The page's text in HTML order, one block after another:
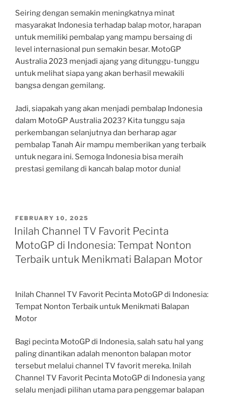
Seiring dengan semakin meningkatnya minat
masyarakat Indonesia terhadap balap motor, harapan
untuk memiliki pembalap yang mampu bersaing di
level internasional pun semakin besar. MotoGP
Australia 2023 menjadi ajang yang ditunggu-tunggu
untuk melihat siapa yang akan berhasil mewakili
bangsa dengan gemilang.
Jadi, siapakah yang akan menjadi pembalap Indonesia
dalam MotoGP Australia 2023? Kita tunggu saja
perkembangan selanjutnya dan berharap agar
pembalap Tanah Air mampu memberikan yang terbaik
untuk negara ini. Semoga Indonesia bisa meraih
prestasi gemilang di kancah balap motor dunia!
POSTED
ON
FEBRUARY 10, 2025
Inilah Channel TV Favorit Pecinta
MotoGP di Indonesia: Tempat Nonton
Terbaik untuk Menikmati Balapan Motor
Inilah Channel TV Favorit Pecinta MotoGP di Indonesia:
Tempat Nonton Terbaik untuk Menikmati Balapan
Motor
Bagi pecinta MotoGP di Indonesia, salah satu hal yang
paling dinantikan adalah menonton balapan motor
tersebut melalui channel TV favorit mereka. Inilah
Channel TV Favorit Pecinta MotoGP di Indonesia yang
selalu menjadi pilihan utama para penggemar balapan